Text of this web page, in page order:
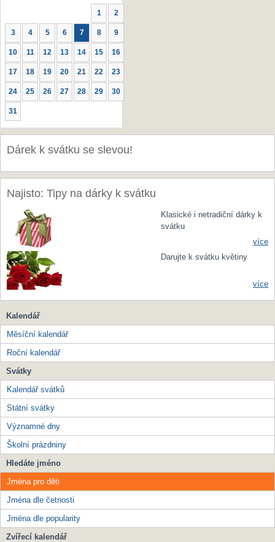
1 2
3 4 5 6 7 8 9
10 11 12 13 14 15 16
17 18 19 20 21 22 23
24 25 26 27 28 29 30
31
Dárek k svátku se slevou!
Najisto: Tipy na dárky k svátku
Klasické i netradiční dárky k
svátku
více
Darujte k svátku květiny
více
Kalendář
Měsíční kalendář
Roční kalendář
Svátky
Kalendář svátků
Státní svátky
Významné dny
Školní prázdniny
Hledáte jméno
Jména pro děti
Jména dle četnosti
Jména dle popularity
Zvířecí kalendář